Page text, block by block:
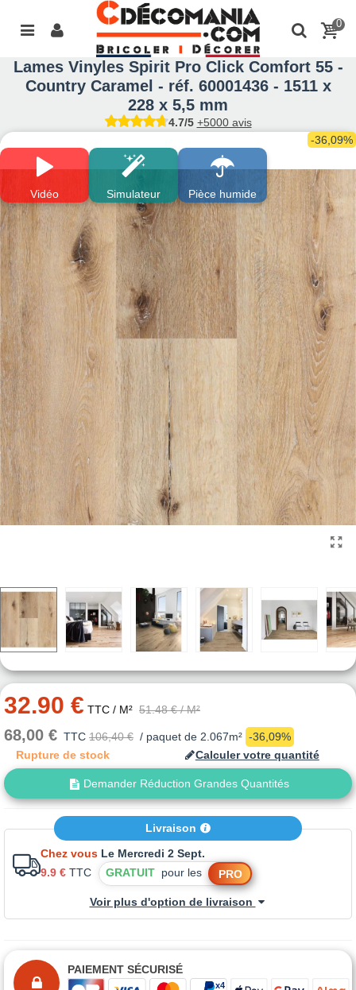
0
Lames Vinyles Spirit Pro Click Comfort 55 -
Country Caramel - réf. 60001436 - 1511 x
228 x 5,5 mm
4.7/5 +5000 avis
Vidéo Simulateur Pièce humide
-36,09%
32.90 € TTC / M² 51.48 € / M²
68,00 € TTC 106,40 € / paquet de 2.067m² -36,09%
Rupture de stock
Calculer votre quantité
Demander Réduction Grandes Quantités
Livraison
Chez vous Le Mercredi 2 Sept.
9.9 € TTC GRATUIT pour les PRO
Voir plus d'option de livraison
PAIEMENT SÉCURISÉ